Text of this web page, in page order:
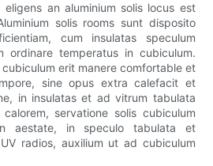
an aluminium solis locus est
solis rooms sunt disposito
cum insulatas speculum
ordinare temperatus in cubiculum.
erit manere comfortable et
sine opus extra calefacit et
in insulatas et ad vitrum tabulata
servatione solis cubiculum
aestate, in speculo tabulata et
radios, auxilium ut ad cubiculum